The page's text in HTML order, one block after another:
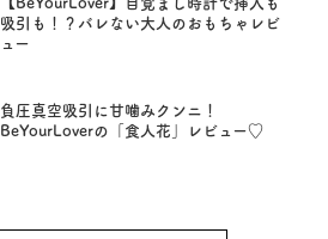
吸引も！？バレない大人のおもちゃレビ
ュー
負圧真空吸引に甘噛みクンニ！
BeYourLoverの「食人花」レビュー♡